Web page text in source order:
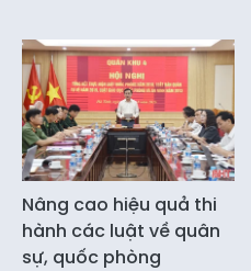
Nâng cao hiệu quả thi
hành các luật về quân
sự, quốc phòng